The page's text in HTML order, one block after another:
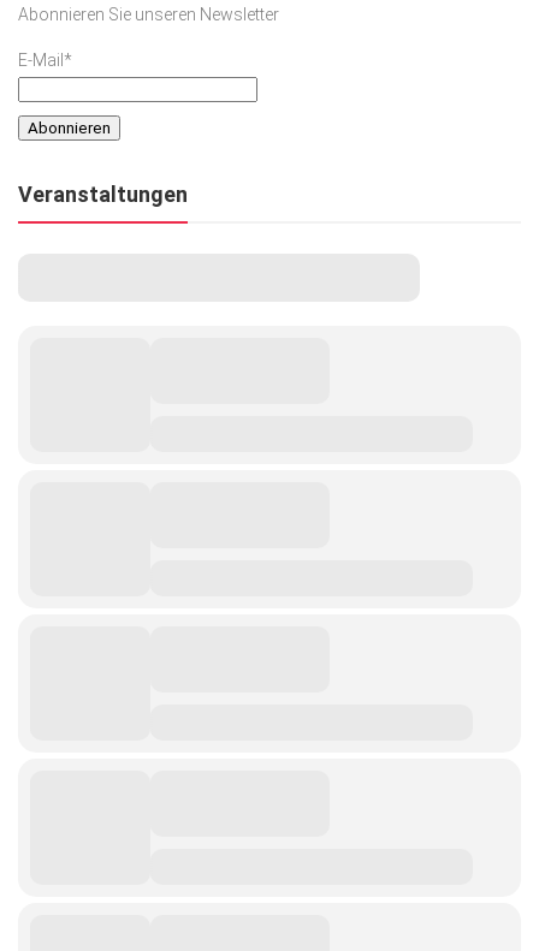
Lifestyle
Ausflug & Reise
Abonnieren Sie unseren Newsletter
E-Mail*
Veranstaltungen